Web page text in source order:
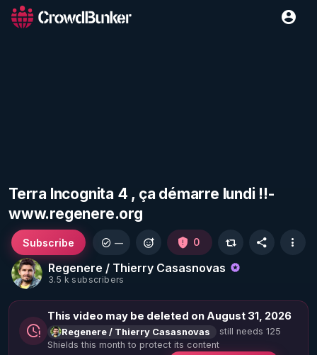
Terra Incognita 4 , ça démarre lundi !!-
www.regenere.org
Regenere / Thierry Casasnovas
3.5 k subscribers
Subscribe — 0
This video may be deleted on August 31, 2026
Regenere / Thierry Casasnovas
still needs 125
Shields this month to protect its content